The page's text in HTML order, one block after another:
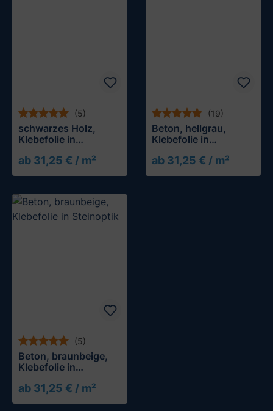
(5)
schwarzes Holz,
Klebefolie in
ab 31,25 € / m²
Muster testen
(19)
Beton, hellgrau,
Klebefolie in
ab 31,25 € / m²
Muster testen
(5)
Beton, braunbeige,
Klebefolie in
ab 31,25 € / m²
Muster testen